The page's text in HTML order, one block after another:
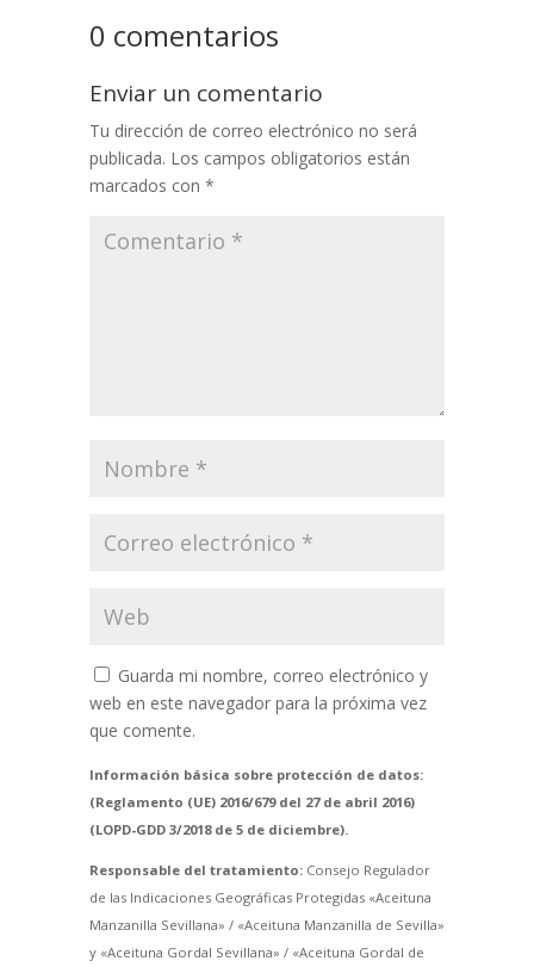
0 comentarios
Enviar un comentario
Tu dirección de correo electrónico no será
publicada. Los campos obligatorios están
marcados con *
Guarda mi nombre, correo electrónico y
web en este navegador para la próxima vez
que comente.
Información básica sobre protección de datos:
(Reglamento (UE) 2016/679 del 27 de abril 2016)
(LOPD-GDD 3/2018 de 5 de diciembre).
Responsable del tratamiento:Consejo Regulador
de las Indicaciones Geográficas Protegidas «Aceituna
Manzanilla Sevillana» / «Aceituna Manzanilla de Sevilla»
y «Aceituna Gordal Sevillana» / «Aceituna Gordal de